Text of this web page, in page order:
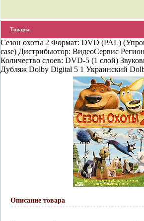
Товары
Сезон охоты 2 Формат: DVD (PAL)
case) Дистрибьютор: ВидеоСервис
Количество слоев: DVD-5 (1 слой)
Дубляж Dolby Digital 5 1 Украинский
Описание товара